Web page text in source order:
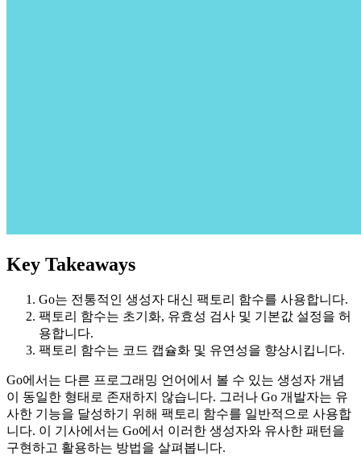
Key Takeaways
Go는 전통적인 생성자 대신 팩토리 함수를 사용합니다.
팩토리 함수는 초기화, 유효성 검사 및 기본값 설정을 허
용합니다.
팩토리 함수는 코드 캡슐화 및 유연성을 향상시킵니다.
Go에서는 다른 프로그래밍 언어에서 볼 수 있는 생성자 개념
이 동일한 형태로 존재하지 않습니다. 그러나 Go 개발자는 유
사한 기능을 달성하기 위해 팩토리 함수를 일반적으로 사용합
니다. 이 기사에서는 Go에서 이러한 생성자와 유사한 패턴을
구현하고 활용하는 방법을 살펴봅니다.